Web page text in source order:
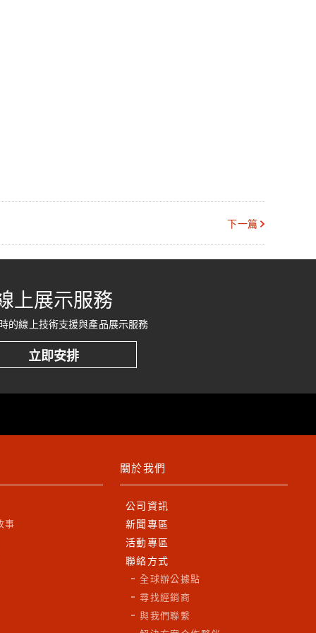
下一篇
上展示服務
的線上技術支援與產品展示服務
立即安排
事
關於我們
公司資訊
新聞專區
活動專區
聯絡方式
全球辦公據點
尋找經銷商
與我們聯繫